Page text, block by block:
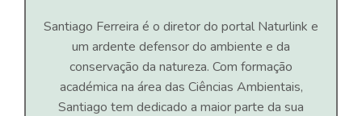
Santiago Ferreira é o diretor do portal Naturlink e
um ardente defensor do ambiente e da
conservação da natureza. Com formação
académica na área das Ciências Ambientais,
Santiago tem dedicado a maior parte da sua